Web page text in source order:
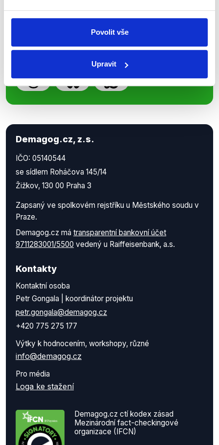
Povolit vše
Upravit
příspěvků přátelům podpoříte naši
Demagog.cz, z.s.
IČO: 05140544
se sídlem Roháčova 145/14
Žižkov, 130 00 Praha 3
Zapsaný ve spolkovém rejstříku u Městského soudu v
Praze.
Demagog.cz má transparentní bankovní účet
9711283001/5500 vedený u Raiffeisenbank, a.s.
Kontakty
Kontaktní osoba
Petr Gongala | koordinátor projektu
petr.gongala@demagog.cz
+420 775 275 177
Výtky k hodnocením, workshopy, různé
info@demagog.cz
Pro média
Loga ke stažení
Demagog.cz ctí kodex zásad
Mezinárodní fact-checkingové
organizace (IFCN)